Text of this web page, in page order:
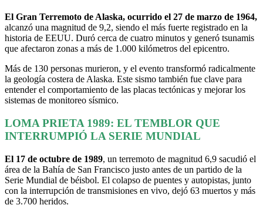
El Gran Terremoto de Alaska, ocurrido el 27 de marzo de 1964,
alcanzó una magnitud de 9,2, siendo el más fuerte registrado en la
historia de EEUU. Duró cerca de cuatro minutos y generó tsunamis
que afectaron zonas a más de 1.000 kilómetros del epicentro.
Más de 130 personas murieron, y el evento transformó radicalmente
la geología costera de Alaska. Este sismo también fue clave para
entender el comportamiento de las placas tectónicas y mejorar los
sistemas de monitoreo sísmico.
LOMA PRIETA 1989: EL TEMBLOR QUE
INTERRUMPIÓ LA SERIE MUNDIAL
El 17 de octubre de 1989, un terremoto de magnitud 6,9 sacudió el
área de la Bahía de San Francisco justo antes de un partido de la
Serie Mundial de béisbol. El colapso de puentes y autopistas, junto
con la interrupción de transmisiones en vivo, dejó 63 muertos y más
de 3.700 heridos.